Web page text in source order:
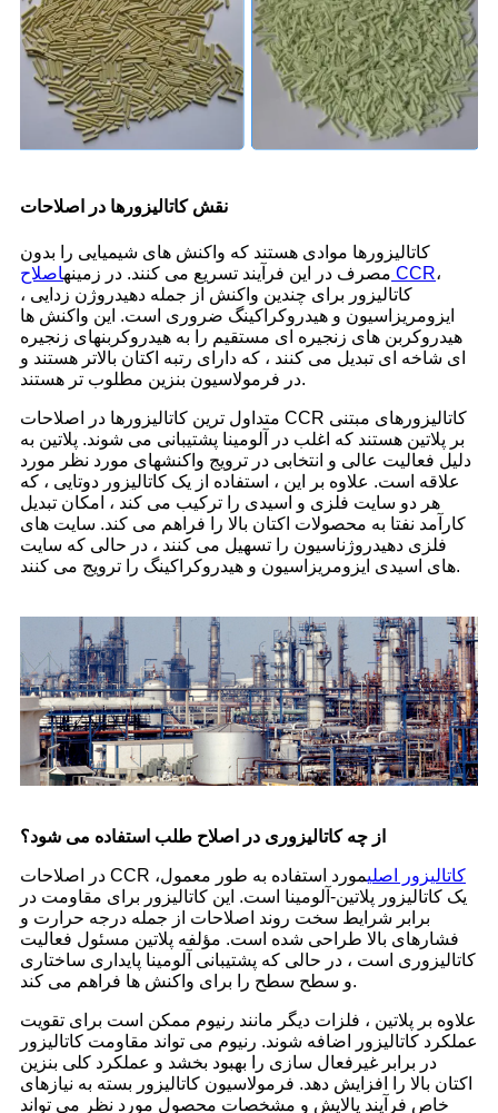
نقش کاتالیزورها در اصلاحات
کاتالیزورها موادی هستند که واکنش های شیمیایی را بدون
مصرف در این فرآیند تسریع می کنند. در زمینه اصلاح CCR،
کاتالیزور برای چندین واکنش از جمله دهیدروژن زدایی ،
ایزومریزاسیون و هیدروکراکینگ ضروری است. این واکنش ها
هیدروکربن های زنجیره ای مستقیم را به هیدروکربنهای زنجیره
ای شاخه ای تبدیل می کنند ، که دارای رتبه اکتان بالاتر هستند و
در فرمولاسیون بنزین مطلوب تر هستند.
متداول ترین کاتالیزورها در اصلاحات CCR کاتالیزورهای مبتنی
بر پلاتین هستند که اغلب در آلومینا پشتیبانی می شوند. پلاتین به
دلیل فعالیت عالی و انتخابی در ترویج واکنشهای مورد نظر مورد
علاقه است. علاوه بر این ، استفاده از یک کاتالیزور دوتایی ، که
هر دو سایت فلزی و اسیدی را ترکیب می کند ، امکان تبدیل
کارآمد نفتا به محصولات اکتان بالا را فراهم می کند. سایت های
فلزی دهیدروژناسیون را تسهیل می کنند ، در حالی که سایت
های اسیدی ایزومریزاسیون و هیدروکراکینگ را ترویج می کنند.
از چه کاتالیزوری در اصلاح طلب استفاده می شود؟
در اصلاحات CCR ، کاتالیزور اصلیمورد استفاده به طور معمول
یک کاتالیزور پلاتین-آلومینا است. این کاتالیزور برای مقاومت در
برابر شرایط سخت روند اصلاحات از جمله درجه حرارت و
فشارهای بالا طراحی شده است. مؤلفه پلاتین مسئول فعالیت
کاتالیزوری است ، در حالی که پشتیبانی آلومینا پایداری ساختاری
و سطح سطح را برای واکنش ها فراهم می کند.
علاوه بر پلاتین ، فلزات دیگر مانند رنیوم ممکن است برای تقویت
عملکرد کاتالیزور اضافه شوند. رنیوم می تواند مقاومت کاتالیزور
در برابر غیرفعال سازی را بهبود بخشد و عملکرد کلی بنزین
اکتان بالا را افزایش دهد. فرمولاسیون کاتالیزور بسته به نیازهای
خاص فرآیند پالایش و مشخصات محصول مورد نظر می تواند